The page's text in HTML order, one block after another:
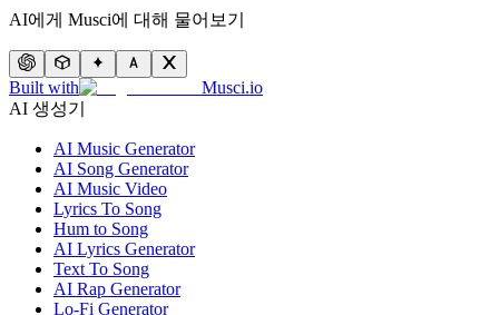
AI에게 Musci에 대해 물어보기
Built with
Musci.io
AI 생성기
AI Music Generator
AI Song Generator
AI Music Video
Lyrics To Song
Hum to Song
AI Lyrics Generator
Text To Song
AI Rap Generator
Lo-Fi Generator